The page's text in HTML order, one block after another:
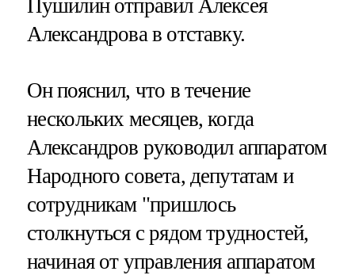
Пушилин отправил Алексея
Александрова в отставку.
Он пояснил, что в течение
нескольких месяцев, когда
Александров руководил аппаратом
Народного совета, депутатам и
сотрудникам "пришлось
столкнуться с рядом трудностей,
начиная от управления аппаратом